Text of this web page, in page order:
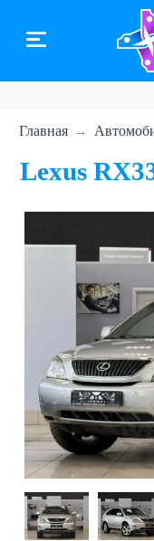
основному
Главная
Lexus